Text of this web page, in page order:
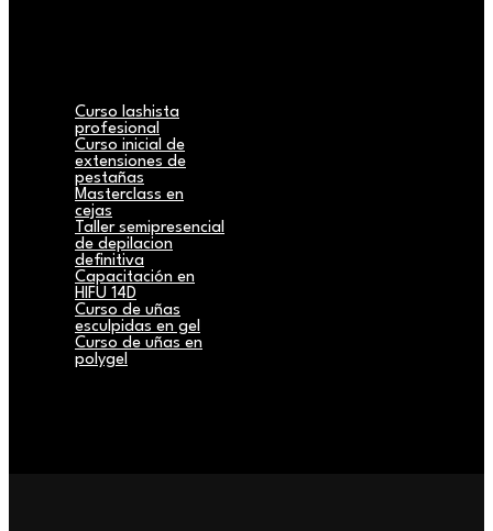
Curso lashista
profesional
Curso inicial de
extensiones de
pestañas
Masterclass en
cejas
Taller semipresencial
de depilacion
definitiva
Capacitación en
HIFU 14D
Curso de uñas
esculpidas en gel
Curso de uñas en
polygel